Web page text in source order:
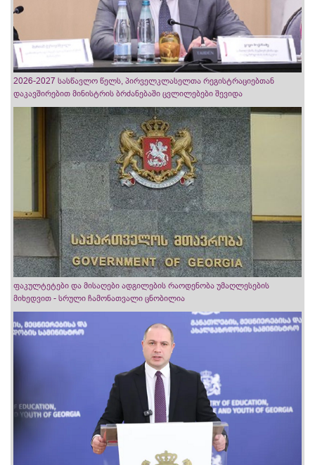
2026-2027 სასწავლო წელს, პირველკლასელთა რეგისტრაციებთან
დაკავშირებით მინისტრის ბრძანებაში ცვლილებები შევიდა
ფაკულტეტები და მისაღები ადგილების რაოდენობა უმაღლესების
მიხედვით - სრული ჩამონათვალი ცნობილია